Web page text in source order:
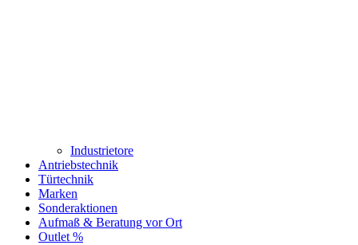
Industrietore
Antriebstechnik
Türtechnik
Marken
Sonderaktionen
Aufmaß & Beratung vor Ort
Outlet %